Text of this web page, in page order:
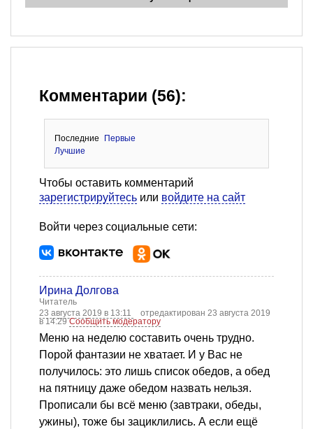
Комментарии (56):
Последние
Первые
Лучшие
Чтобы оставить комментарий
зарегистрируйтесь или войдите на сайт
Войти через социальные сети:
Ирина Долгова
Читатель
23 августа 2019 в 13:11
отредактирован 23 августа 2019
в 14:29Сообщить модератору
Меню на неделю составить очень трудно.
Порой фантазии не хватает. И у Вас не
получилось: это лишь список обедов, а обед
на пятницу даже обедом назвать нельзя.
Прописали бы всё меню (завтраки, обеды,
ужины), тоже бы зациклились. А если ещё